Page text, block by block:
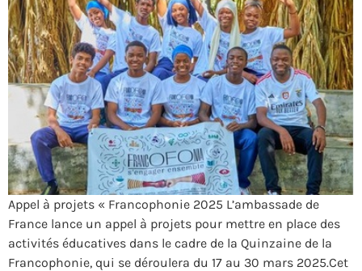
Appel à projets « Francophonie 2025 L’ambassade de
France lance un appel à projets pour mettre en place des
activités éducatives dans le cadre de la Quinzaine de la
Francophonie, qui se déroulera du 17 au 30 mars 2025.Cet